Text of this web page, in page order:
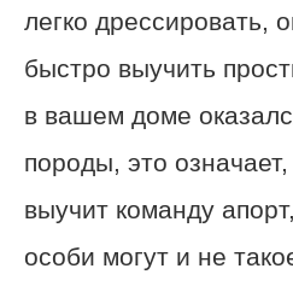
легко дрессировать,
быстро выучить
в вашем доме
породы, это
выучит команду
особи могут и не